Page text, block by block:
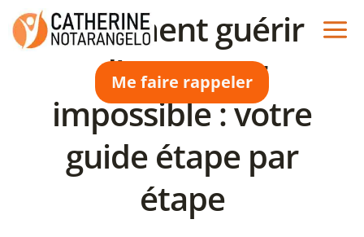
Aller
au
contenu
Me faire rappeler
Comment guérir
d’un amour
impossible : votre
guide étape par
étape